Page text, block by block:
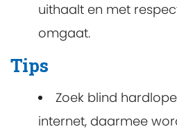
uithaalt en met
omgaat.
Tips
Zoek blind
internet, daarmee